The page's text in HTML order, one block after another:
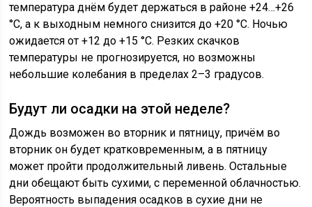
температура днём будет держаться в районе +24…+26
°C, а к выходным немного снизится до +20 °C. Ночью
ожидается от +12 до +15 °C. Резких скачков
температуры не прогнозируется, но возможны
небольшие колебания в пределах 2–3 градусов.
Будут ли осадки на этой неделе?
Дождь возможен во вторник и пятницу, причём во
вторник он будет кратковременным, а в пятницу
может пройти продолжительный ливень. Остальные
дни обещают быть сухими, с переменной облачностью.
Вероятность выпадения осадков в сухие дни не